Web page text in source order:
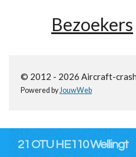
Bezoekers
© 2012 - 2026 Aircraft-
Powered byJouwWeb
21 OTU HE110 Wellingt